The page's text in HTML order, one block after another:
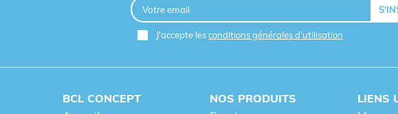
J'accepte lesconditions générales d'utilisation
BCL CONCEPT
NOS PRODUITS
LIENS